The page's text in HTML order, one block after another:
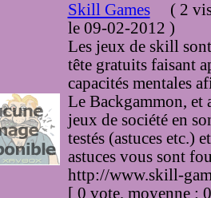
Skill Games(2
le 09-02-2012 )
Les jeux de skill sont
tête gratuits faisant
capacités mentales
Le Backgammon, et
jeux de société en
testés (astuces etc.)
astuces vous sont
http://www.skill-
[ 0 vote, moyenne